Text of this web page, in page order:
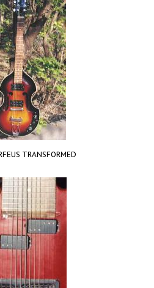
TRANSFORMED